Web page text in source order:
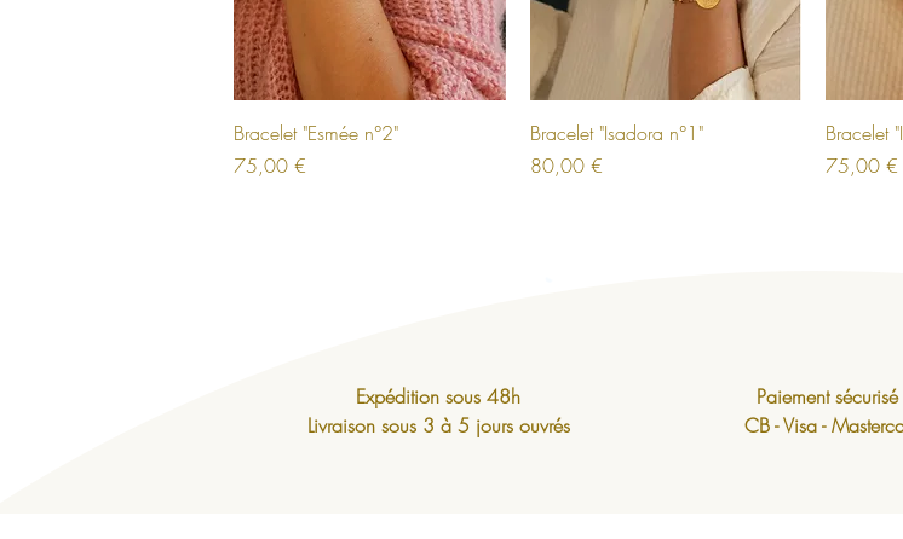
Aperçu rapide
Bracelet "Esmée n°2"
Prix
75,00 €
Aperçu rapide
Bracelet "Isadora n°1"
Prix
80,00 €
Bracelet
Prix
75,00 €
Expédition sous 48h
Livraison sous 3 à 5 jours ouvrés
Paiement
CB - Visa -